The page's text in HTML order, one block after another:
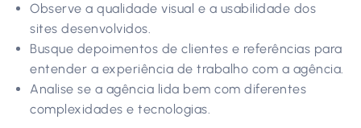
Observe a qualidade visual e a usabilidade dos
sites desenvolvidos.
Busque depoimentos de clientes e referências para
entender a experiência de trabalho com a agência.
Analise se a agência lida bem com diferentes
complexidades e tecnologias.